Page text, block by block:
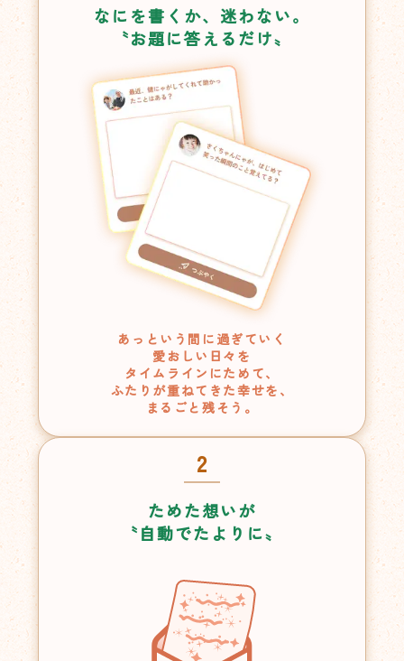
なにを書くか、迷わない。
〝お題に答えるだけ〟
あっという間に過ぎていく
愛おしい日々を
タイムラインにためて、
ふたりが重ねてきた幸せを、
まるごと残そう。
2
ためた想いが
〝自動でたよりに〟